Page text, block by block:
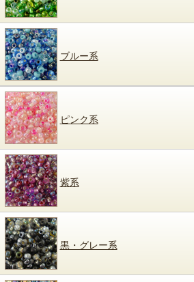
ブルー系
ピンク系
紫系
黒・グレー系